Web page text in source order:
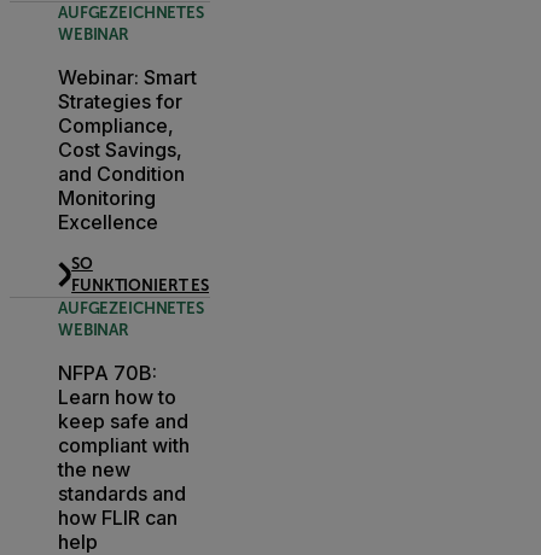
AUFGEZEICHNETES
WEBINAR
Webinar: Smart
Strategies for
Compliance,
Cost Savings,
and Condition
Monitoring
Excellence
SO
FUNKTIONIERT ES
AUFGEZEICHNETES
WEBINAR
NFPA 70B:
Learn how to
keep safe and
compliant with
the new
standards and
how FLIR can
help